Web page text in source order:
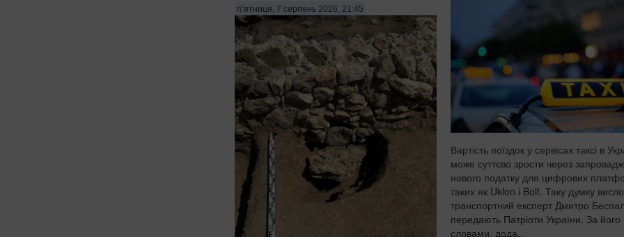
п’ятниця, 7 серпень 2026, 21:45
Вартість поїздок у сервісах таксі в
може суттєво зрости через
нового податку для цифрових
таких як Uklon і Bolt. Таку думку
транспортний експерт Дмитро
передають Патріоти України. За його
словами, дода...